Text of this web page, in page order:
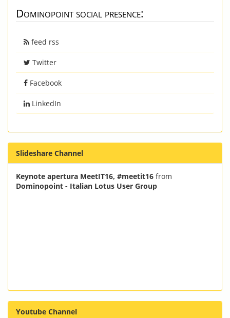
Dominopoint social presence:
feed rss
Twitter
Facebook
LinkedIn
Slideshare Channel
Keynote apertura MeetIT16, #meetit16 from
Dominopoint - Italian Lotus User Group
Youtube Channel